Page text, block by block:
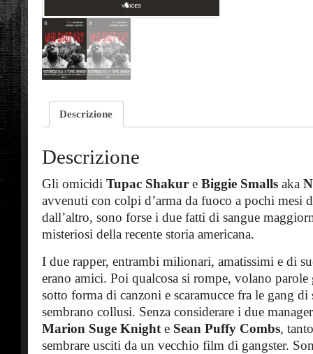
Descrizione
Descrizione
Gli omicidi Tupac Shakur e Biggie Smalls aka
avvenuti con colpi d’arma da fuoco a pochi mesi
dall’altro, sono forse i due fatti di sangue
misteriosi della recente storia americana.
I due rapper, entrambi milionari, amatissimi e di
erano amici. Poi qualcosa si rompe, volano parole
sotto forma di canzoni e scaramucce fra le gang di
sembrano collusi. Senza considerare i due
Marion Suge Knight e Sean Puffy Combs,
sembrare usciti da un vecchio film di gangster.